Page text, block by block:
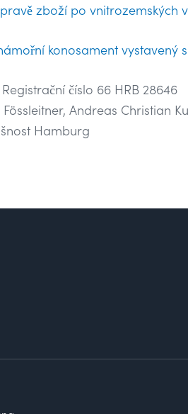
zboží po vnitrozemských
konosament vystavený
číslo 66 HRB 28646
Andreas Christian
Hamburg